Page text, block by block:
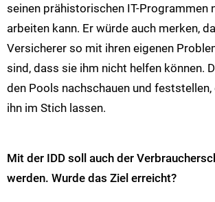
seinen prähistorischen IT-Programmen
arbeiten kann. Er würde auch merken,
Versicherer so mit ihren eigenen
sind, dass sie ihm nicht helfen können.
den Pools nachschauen und
ihn im Stich lassen.
Mit der IDD soll auch der
werden. Wurde das Ziel erreicht?